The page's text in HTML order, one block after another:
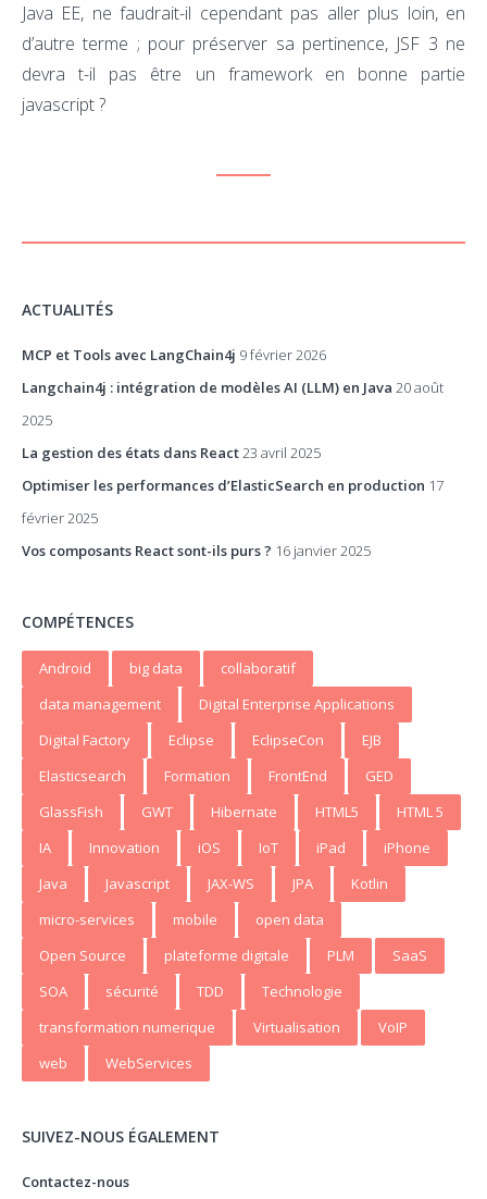
Java EE, ne faudrait-il cependant pas aller plus loin, en
d’autre terme ; pour préserver sa pertinence, JSF 3 ne
devra t-il pas être un framework en bonne partie
javascript ?
ACTUALITÉS
MCP et Tools avec LangChain4j 9 février 2026
Langchain4j : intégration de modèles AI (LLM) en Java 20 août
2025
La gestion des états dans React23 avril 2025
Optimiser les performances d’ElasticSearch en production 17
février 2025
Vos composants React sont-ils purs ? 16 janvier 2025
COMPÉTENCES
Android big data
collaboratif
data management
Digital Enterprise Applications
Digital Factory
Eclipse EclipseCon
EJB
Elasticsearch
Formation FrontEnd
GED
GlassFish
GWT Hibernate HTML5
HTML 5
IA
Innovation iOS IoT iPad
iPhone
Java
Javascript JAX-WS JPA
Kotlin
micro-services
mobile
open data
Open Source
plateforme digitale PLM
SaaS
SOA
sécurité TDD
Technologie
transformation numerique
Virtualisation
VoIP
web
WebServices
SUIVEZ-NOUS ÉGALEMENT
Contactez-nous